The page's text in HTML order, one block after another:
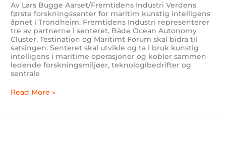
Av Lars Bugge Aarset/Fremtidens Industri Verdens
første forskningssenter for maritim kunstig intelligens
åpnet i Trondheim. Fremtidens Industri representerer
tre av partnerne i senteret, Både Ocean Autonomy
Cluster, Testination og Maritimt Forum skal bidra til
satsingen. Senteret skal utvikle og ta i bruk kunstig
intelligens i maritime operasjoner og kobler sammen
ledende forskningsmiljøer, teknologibedrifter og
sentrale
Read More »